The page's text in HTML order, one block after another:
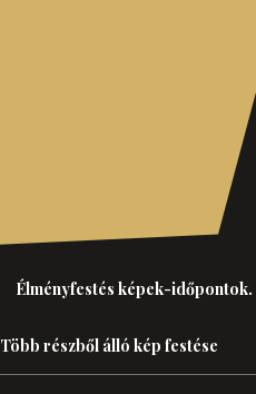
Élményfestés képek-időpontok.
Több részből álló kép festése